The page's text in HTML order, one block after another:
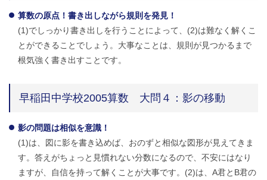
算数の原点！書き出しながら規則を発見！
(1)でしっかり書き出しを行うことによって、(2)は難なく解くこ
とができることでしょう。大事なことは、規則が見つかるまで
根気強く書き出すことです。
早稲田中学校2005算数 大問４：影の移動
影の問題は相似を意識！
(1)は、図に影を書き込めば、おのずと相似な図形が見えてきま
す。答えがちょっと見慣れない分数になるので、不安にはなり
ますが、自信を持って解くことが大事です。(2)は、A君とB君の